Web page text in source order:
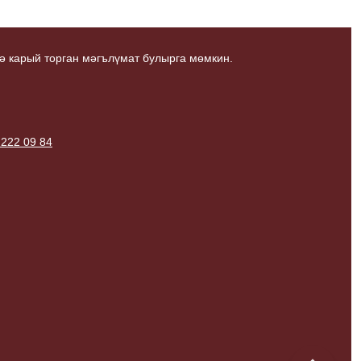
карый торган мәгълүмат булырга мөмкин.
09 84